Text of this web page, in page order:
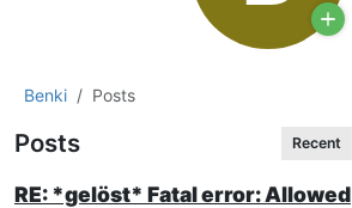
Benki Posts
Posts Recent
RE: *gelöst* Fatal error: Allowed